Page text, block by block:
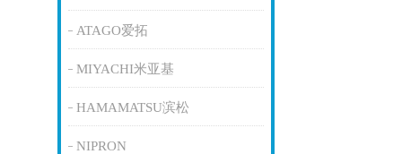
ATAGO爱拓
MIYACHI米亚基
HAMAMATSU滨松
NIPRON